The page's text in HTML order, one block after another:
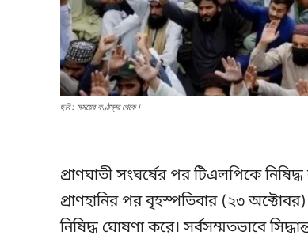
ছবি : সময়ের কণ্ঠস্বর থেকে।
প্রাণঘাতী সংঘর্ষের পর টিএলপিকে
প্রাণহানির পর বৃহস্পতিবার (২৩ অক্টোবর)
নিষিদ্ধ ঘোষণা করে। সর্বসম্মতভাবে